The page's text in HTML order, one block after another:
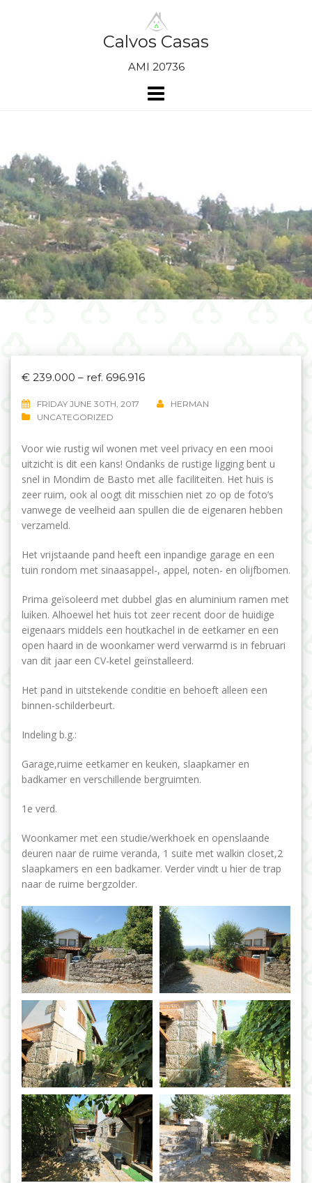
Calvos Casas
AMI 20736
€ 239.000 – ref. 696.916
FRIDAY JUNE 30TH, 2017
HERMAN
UNCATEGORIZED
Voor wie rustig wil wonen met veel privacy en een mooi
uitzicht is dit een kans! Ondanks de rustige ligging bent u
snel in Mondim de Basto met alle faciliteiten. Het huis is
zeer ruim, ook al oogt dit misschien niet zo op de foto’s
vanwege de veelheid aan spullen die de eigenaren hebben
verzameld.
Het vrijstaande pand heeft een inpandige garage en een
tuin rondom met sinaasappel-, appel, noten- en olijfbomen.
Prima geïsoleerd met dubbel glas en aluminium ramen met
luiken. Alhoewel het huis tot zeer recent door de huidige
eigenaars middels een houtkachel in de eetkamer en een
open haard in de woonkamer werd verwarmd is in februari
van dit jaar een CV-ketel geïnstalleerd.
Het pand in uitstekende conditie en behoeft alleen een
binnen-schilderbeurt.
Indeling b.g.:
Garage,ruime eetkamer en keuken, slaapkamer en
badkamer en verschillende bergruimten.
1e verd.
Woonkamer met een studie/werkhoek en openslaande
deuren naar de ruime veranda, 1 suite met walkin closet,2
slaapkamers en een badkamer. Verder vindt u hier de trap
naar de ruime bergzolder.